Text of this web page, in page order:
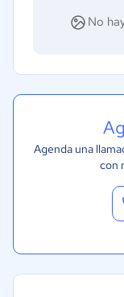
Seguros
Bienes raíces
Software / TI
Manufactura
No
Agenda una
con